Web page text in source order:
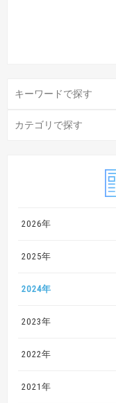
2026年
2025年
2024年
2023年
2022年
2021年